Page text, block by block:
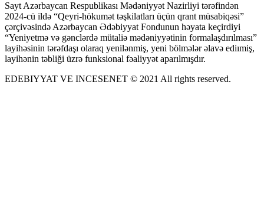
Sayt Azərbaycan Respublikası Mədəniyyət Nazirliyi tərəfindən
2024-cü ildə “Qeyri-hökumət təşkilatları üçün qrant müsabiqəsi”
çərçivəsində Azərbaycan Ədəbiyyat Fondunun həyata keçirdiyi
“Yeniyetmə və gənclərdə mütaliə mədəniyyətinin formalaşdırılması”
layihəsinin tərəfdaşı olaraq yenilənmiş, yeni bölmələr əlavə ediımiş,
layihənin təbliği üzrə funksional fəaliyyət aparılmışdır.
EDEBIYYAT VE INCESENET © 2021 All rights reserved.